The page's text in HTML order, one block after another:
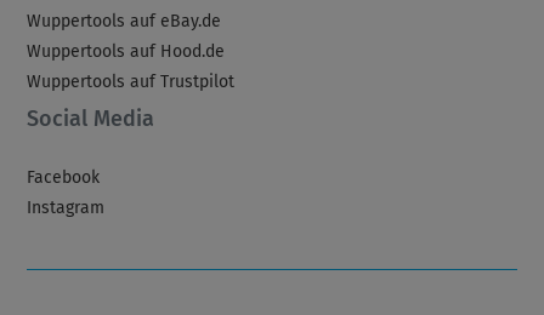
Wuppertools auf eBay.de
Wuppertools auf Hood.de
Wuppertools auf Trustpilot
Social Media
Facebook
Instagram